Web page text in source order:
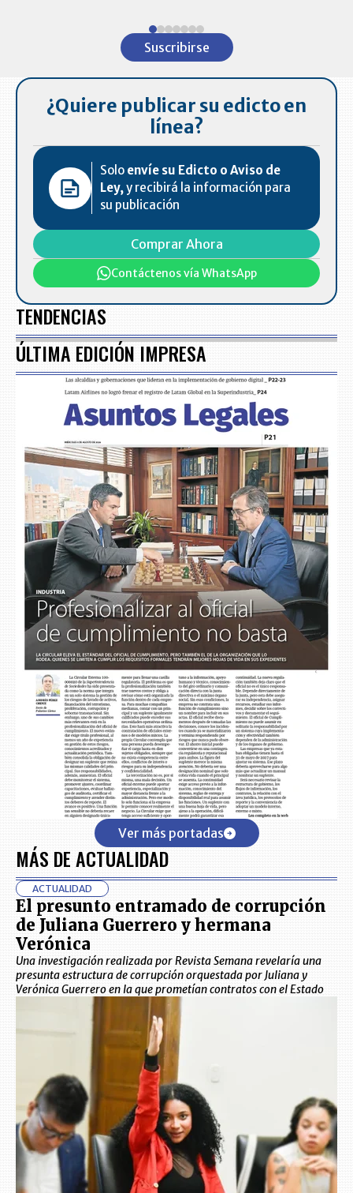
Suscribirse
¿Quiere publicar su edicto en
línea?
Solo envíe su Edicto o Aviso de
Ley,y recibirá la información para
su publicación
Comprar Ahora
Contáctenos vía WhatsApp
TENDENCIAS
ÚLTIMA EDICIÓN IMPRESA
Ver más portadas
MÁS DE ACTUALIDAD
ACTUALIDAD
El presunto entramado de corrupción
de Juliana Guerrero y hermana
Verónica
Una investigación realizada por Revista Semana revelaría una
presunta estructura de corrupción orquestada por Juliana y
Verónica Guerrero en la que prometían contratos con el Estado